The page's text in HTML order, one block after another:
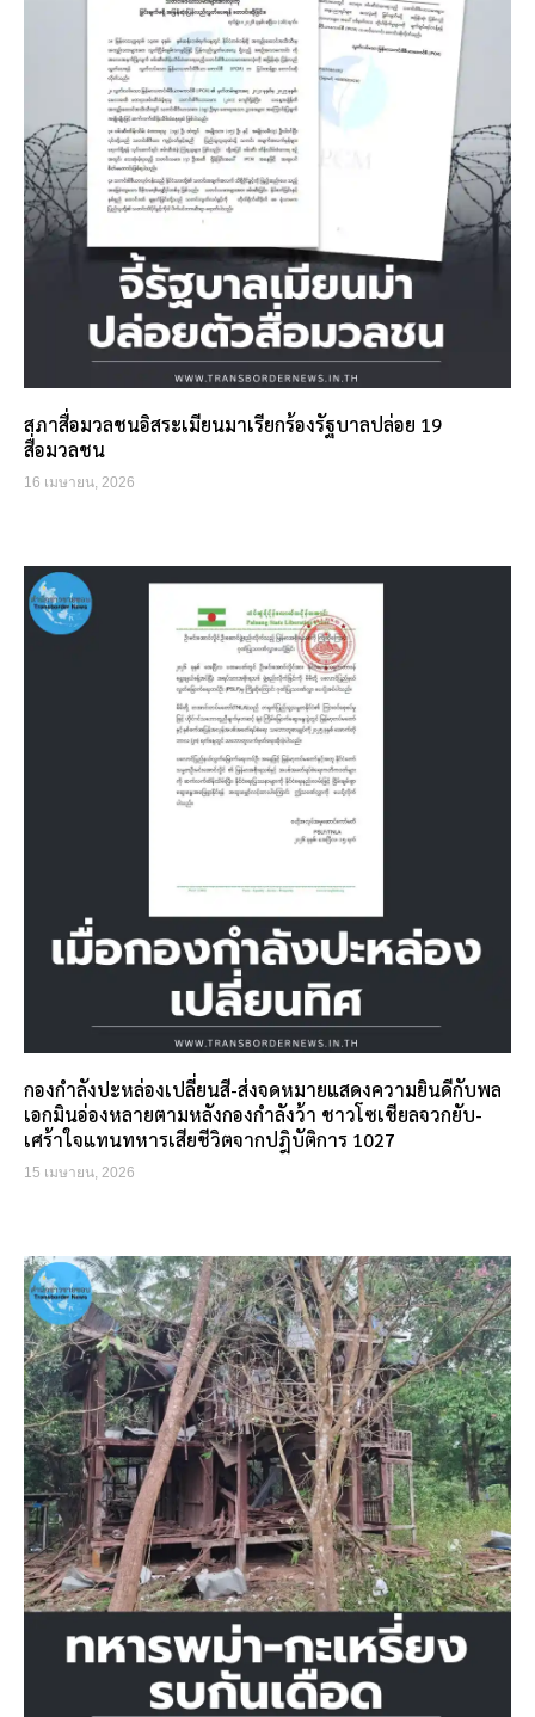
สภาสื่อมวลชนอิสระเมียนมาเรียกร้องรัฐบาลปล่อย 19
สื่อมวลชน
16 เมษายน, 2026
กองกำลังปะหล่องเปลี่ยนสี-ส่งจดหมายแสดงความยินดีกับพล
เอกมินอ่องหลายตามหลังกองกำลังว้า ชาวโซเชียลจวกยับ-
เศร้าใจแทนทหารเสียชีวิตจากปฎิบัติการ 1027
15 เมษายน, 2026